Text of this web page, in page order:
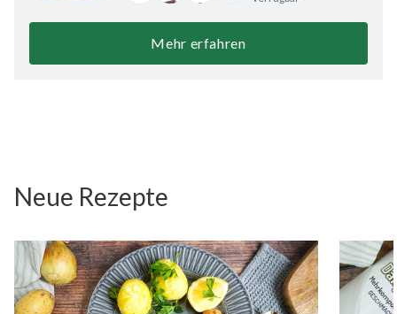
Mehr erfahren
Neue Rezepte